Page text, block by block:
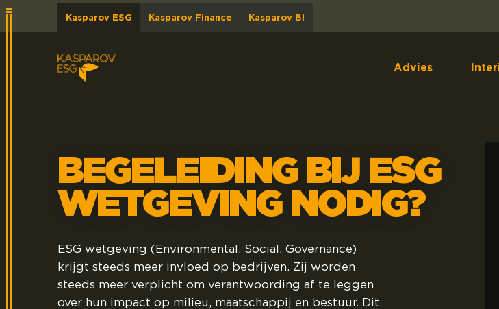
Kasparov ESG Kasparov Finance Kasparov BI
Advies
BEGELEIDING BIJ ESG
WETGEVING NODIG?
ESG wetgeving (Environmental, Social, Governance)
krijgt steeds meer invloed op bedrijven. Zij worden
steeds meer verplicht om verantwoording af te leggen
over hun impact op milieu, maatschappij en bestuur. Dit